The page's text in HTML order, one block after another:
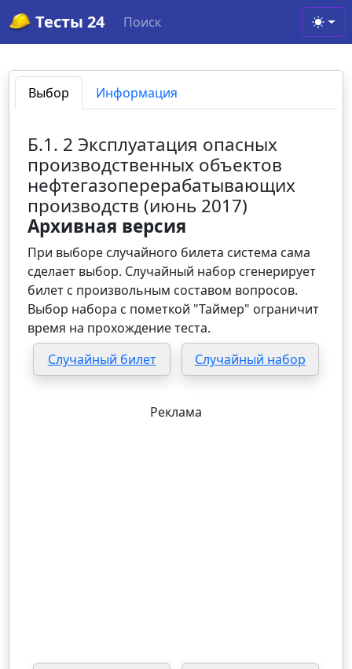
Тесты 24 Поиск
Выбор Информация
Б.1. 2 Эксплуатация опасных
производственных объектов
нефтегазоперерабатывающих
производств (июнь 2017)
Архивная версия
При выборе случайного билета система сама
сделает выбор. Случайный набор сгенерирует
билет с произвольным составом вопросов.
Выбор набора с пометкой "Таймер" ограничит
время на прохождение теста.
Случайный билет
Случайный набор
Реклама